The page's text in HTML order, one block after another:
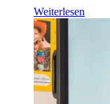
Weiterlesen